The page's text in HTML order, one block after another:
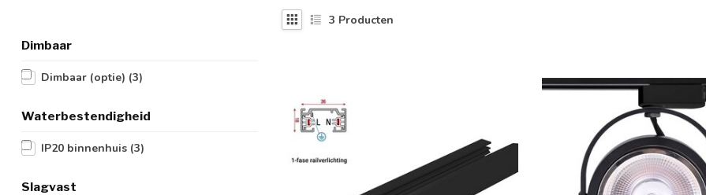
Dimbaar
Dimbaar (optie) (3)
Waterbestendigheid
IP20 binnenhuis (3)
Slagvast
3 Producten